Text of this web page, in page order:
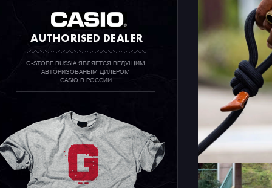
AUTHORISED DEALER
G-STORE RUSSIA ЯВЛЯЕТСЯ ВЕДУЩИМ
АВТОРИЗОВАНЫМ ДИЛЕРОМ
CASIO В РОССИИ